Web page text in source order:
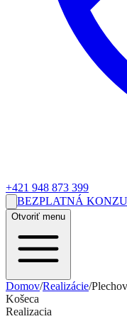
+421 948 873 399
BEZPLATNÁ
Otvoriť menu
Domov/Realizácie/
Košeca
Realizacia